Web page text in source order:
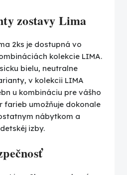
zostavy Lima
2ks je dostupná vo
kolekcie LIMA.
bielu, neutralne
v kolekcii LIMA
u kombináciu pre vášho
farieb umožňuje dokonale
nábytkom a
izby.